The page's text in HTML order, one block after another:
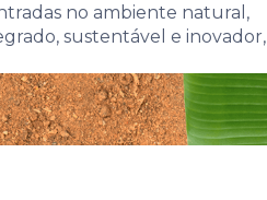
no ambiente natural,
sustentável e inovador,